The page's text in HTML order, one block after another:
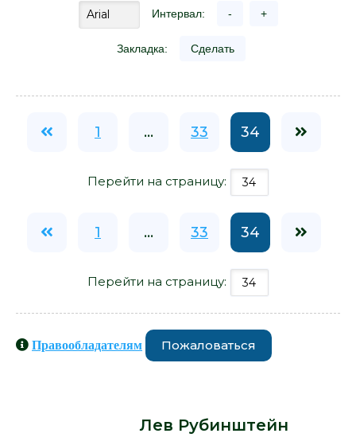
Интервал: - +
Закладка: Сделать
1 ... 33 34
Перейти на страницу:
1 ... 33 34
Перейти на страницу:
Правообладателям Пожаловаться
автора -Лев Рубинштейн